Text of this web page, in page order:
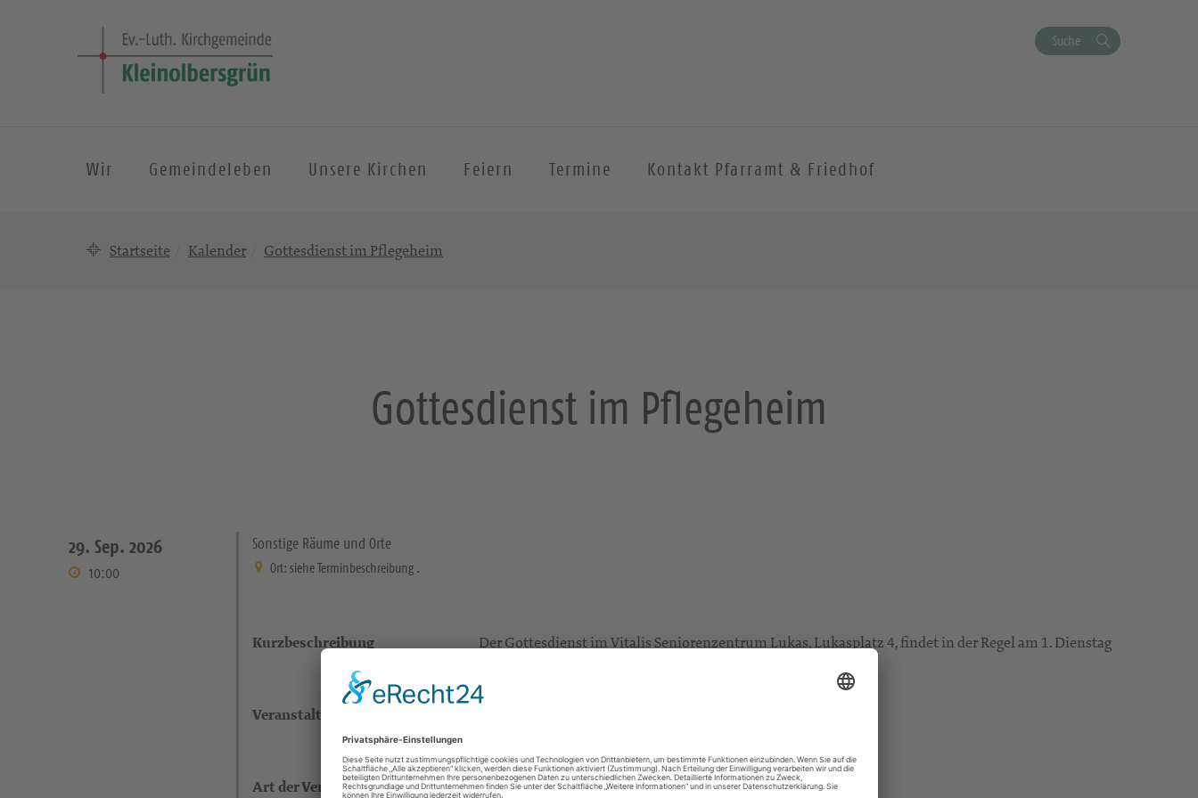
Suche
Wir Gemeindeleben Unsere Kirchen Feiern Termine Kontakt Pfarramt & Friedhof
Startseite Kalender Gottesdienst im Pflegeheim
Gottesdienst im Pflegeheim
29. Sep. 2026
10:00
Sonstige Räume und Orte
Ort: siehe Terminbeschreibung .
Kurzbeschreibung
Der Gottesdienst im Vitalis Seniorenzentrum Lukas, Lukasplatz 4, findet in der Regel am 1. Dienstag
Veranstaltungsort
. .
Art der Veranstaltung Gottesdienste